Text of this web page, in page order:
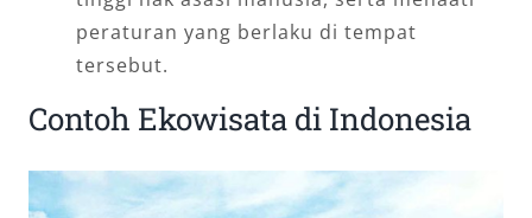
peraturan yang berlaku di tempat
tersebut.
Contoh Ekowisata di Indonesia